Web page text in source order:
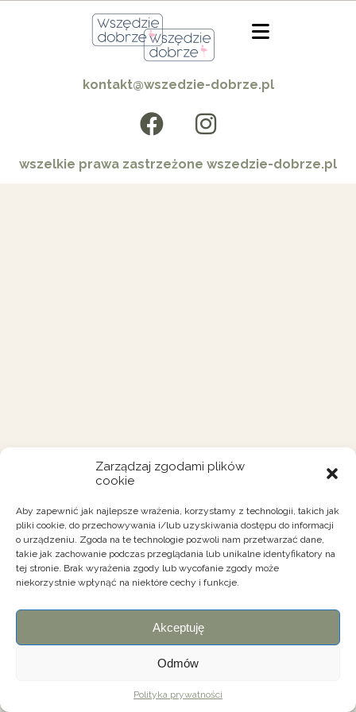
Zarządzaj zgodami plików
cookie
Aby zapewnić jak najlepsze wrażenia, korzystamy z technologii, takich jak
pliki cookie, do przechowywania i/lub uzyskiwania dostępu do informacji
o urządzeniu. Zgoda na te technologie pozwoli nam przetwarzać dane,
takie jak zachowanie podczas przeglądania lub unikalne identyfikatory na
tej stronie. Brak wyrażenia zgody lub wycofanie zgody może
niekorzystnie wpłynąć na niektóre cechy i funkcje.
Akceptuję
Odmów
Polityka prywatności
kontakt@wszedzie-dobrze.pl
wszelkie prawa zastrzeżone wszedzie-dobrze.pl